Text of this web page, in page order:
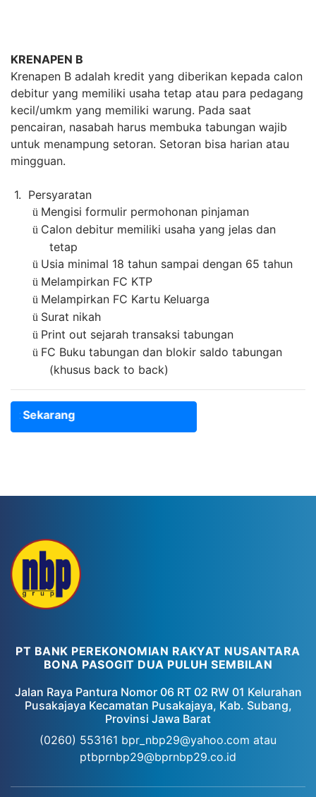
KRENAPEN B
Krenapen B adalah kredit yang diberikan kepada calon
debitur yang memiliki usaha tetap atau para pedagang
kecil/umkm yang memiliki warung. Pada saat
pencairan, nasabah harus membuka tabungan wajib
untuk menampung setoran. Setoran bisa harian atau
mingguan.
1. Persyaratan
ü Mengisi formulir permohonan pinjaman
ü Calon debitur memiliki usaha yang jelas dan
tetap
ü Usia minimal 18 tahun sampai dengan 65 tahun
ü Melampirkan FC KTP
ü Melampirkan FC Kartu Keluarga
ü Surat nikah
ü Print out sejarah transaksi tabungan
ü FC Buku tabungan dan blokir saldo tabungan
(khusus back to back)
Sekarang
PT BANK PEREKONOMIAN RAKYAT NUSANTARA
BONA PASOGIT DUA PULUH SEMBILAN
Jalan Raya Pantura Nomor 06 RT 02 RW 01 Kelurahan
Pusakajaya Kecamatan Pusakajaya, Kab. Subang,
Provinsi Jawa Barat
(0260) 553161 bpr_nbp29@yahoo.com atau
ptbprnbp29@bprnbp29.co.id